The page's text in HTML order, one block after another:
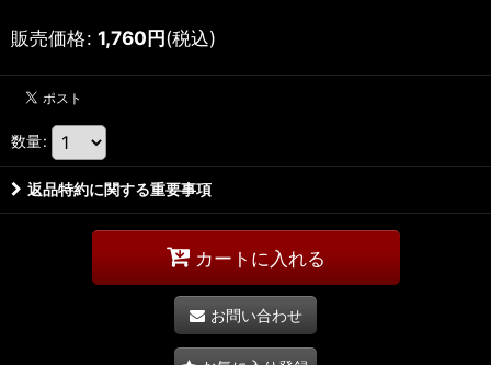
販売価格: 1,760円(税込)
数量:
返品特約に関する重要事項
カートに入れる
お問い合わせ